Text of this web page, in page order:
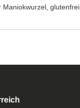
Maniokwurzel,